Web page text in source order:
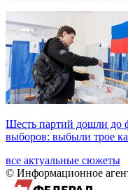
Шесть партий дошли до
выборов: выбыли трое
все актуальные сюжеты
© Информационное